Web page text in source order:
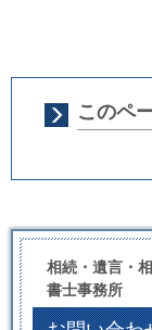
このペ
相続・遺言・
書士事務所